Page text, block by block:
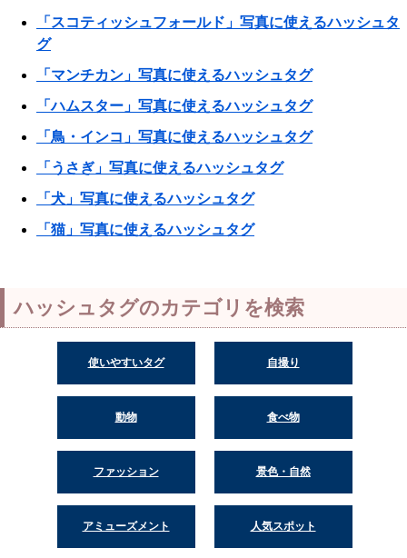
「スコティッシュフォールド」写真に使えるハッシュタ
グ
「マンチカン」写真に使えるハッシュタグ
「ハムスター」写真に使えるハッシュタグ
「鳥・インコ」写真に使えるハッシュタグ
「うさぎ」写真に使えるハッシュタグ
「犬」写真に使えるハッシュタグ
「猫」写真に使えるハッシュタグ
ハッシュタグのカテゴリを検索
使いやすいタグ 自撮り
動物 食べ物
ファッション 景色・自然
アミューズメント 人気スポット